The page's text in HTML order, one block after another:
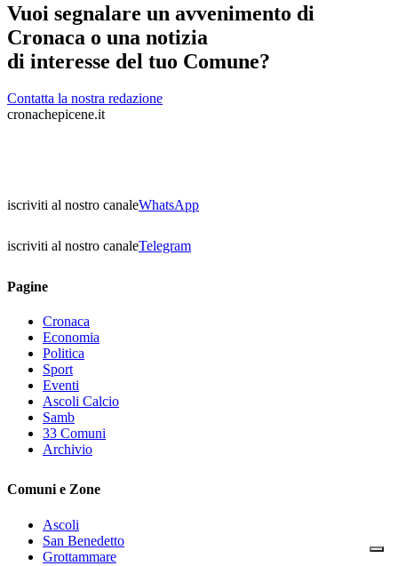
Vuoi segnalare un avvenimento di
Cronaca o una notizia
di interesse del tuo Comune?
Contatta la nostra redazione
cronachepicene.it
iscriviti al nostro canaleWhatsApp
iscriviti al nostro canaleTelegram
Pagine
Cronaca
Economia
Politica
Sport
Eventi
Ascoli Calcio
Samb
33 Comuni
Archivio
Comuni e Zone
Ascoli
San Benedetto
Grottammare